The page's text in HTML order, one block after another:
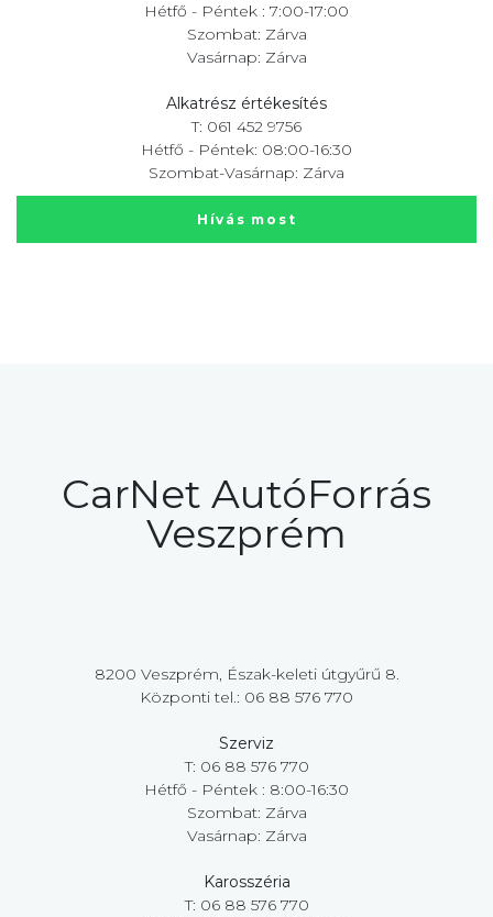
Hétfő - Péntek : 7:00-17:00
Szombat: Zárva
Vasárnap: Zárva
Alkatrész értékesítés
T: 061 452 9756
Hétfő - Péntek: 08:00-16:30
Szombat-Vasárnap: Zárva
Hívás most
CarNet AutóForrás
Veszprém
8200 Veszprém, Észak-keleti útgyűrű 8.
Központi tel.: 06 88 576 770
Szerviz
T: 06 88 576 770
Hétfő - Péntek : 8:00-16:30
Szombat: Zárva
Vasárnap: Zárva
Karosszéria
T: 06 88 576 770